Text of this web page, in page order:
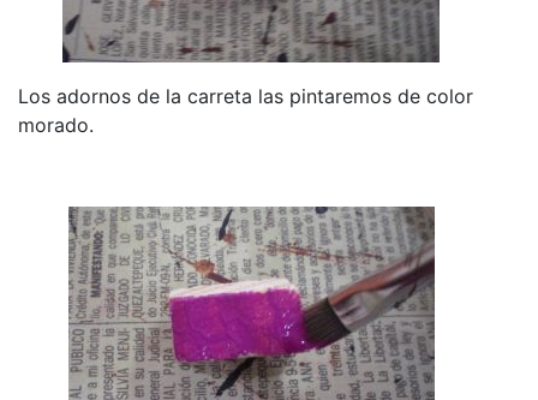
Los adornos de la carreta las pintaremos de color
morado.